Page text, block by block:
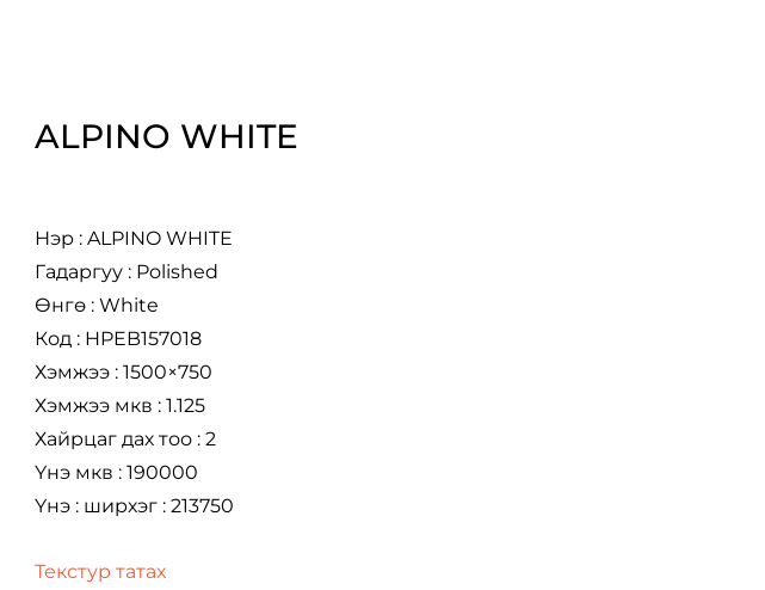
ALPINO WHITE
Нэр : ALPINO WHITE
Гадаргуу : Polished
Өнгө : White
Код : HPEB157018
Хэмжээ : 1500×750
Хэмжээ мкв : 1.125
Хайрцаг дах тоо : 2
Үнэ мкв : 190000
Үнэ : ширхэг : 213750
Текстур татах